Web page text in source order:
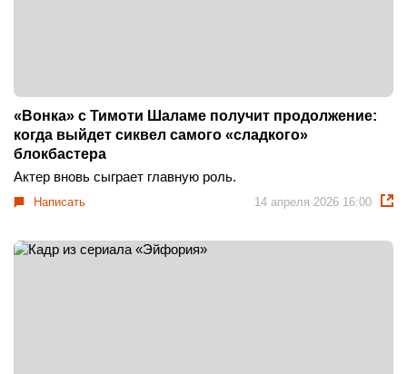
«Вонка» с Тимоти Шаламе получит продолжение:
когда выйдет сиквел самого «сладкого»
блокбастера
Актер вновь сыграет главную роль.
Написать 14 апреля 2026 16:00